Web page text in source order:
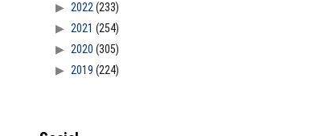
2022(233)
2021 (254)
2020 (305)
2019 (224)